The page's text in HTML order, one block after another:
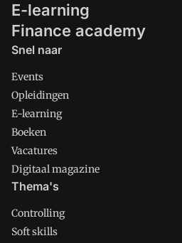
E-learning
Finance academy
Snel naar
Events
Opleidingen
E-learning
Boeken
Vacatures
Digitaal magazine
Thema's
Controlling
Soft skills